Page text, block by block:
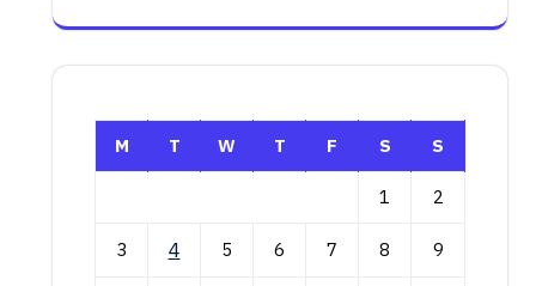
M T W T F S S
1 2
3 4 5 6 7 8 9